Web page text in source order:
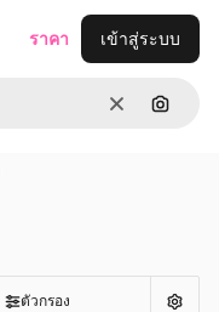
ชัดเจนค้นหา
ราคา เข้าสู่ระบบ
ตัวกรอง